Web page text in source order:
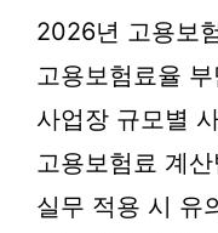
2026년 고용보
고용보험료율
사업장 규모별
고용보험료 계
실무 적용 시 유